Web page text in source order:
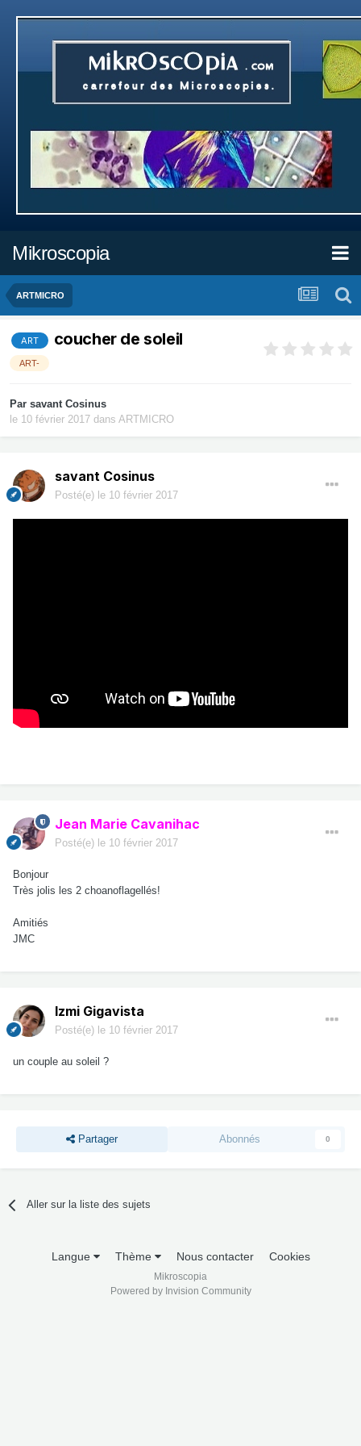
Mikroscopia
ARTMICRO
ART coucher de soleil
ART-
Par savant Cosinus
le 10 février 2017 dans ARTMICRO
savant Cosinus
Posté(e) le 10 février 2017
Jean Marie Cavanihac
Posté(e) le 10 février 2017
Bonjour
Très jolis les 2 choanoflagellés!
Amitiés
JMC
Izmi Gigavista
Posté(e) le 10 février 2017
un couple au soleil ?
Partager Abonnés 0
Aller sur la liste des sujets
Langue Thème Nous contacter Cookies
Mikroscopia
Powered by Invision Community